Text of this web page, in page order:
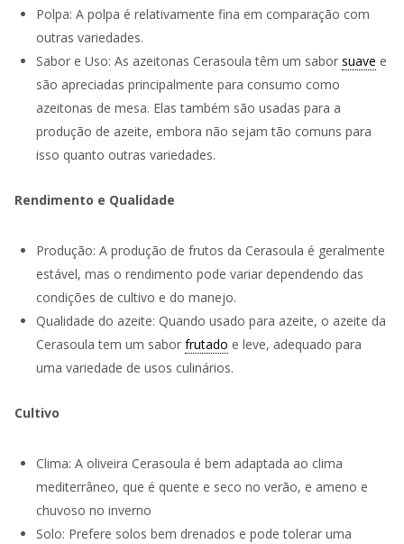
Polpa: A polpa é relativamente fina em comparação com
outras variedades.
Sabor e Uso: As azeitonas Cerasoula têm um sabor suave e
são apreciadas principalmente para consumo como
azeitonas de mesa. Elas também são usadas para a
produção de azeite, embora não sejam tão comuns para
isso quanto outras variedades.
Rendimento e Qualidade
Produção: A produção de frutos da Cerasoula é geralmente
estável, mas o rendimento pode variar dependendo das
condições de cultivo e do manejo.
Qualidade do azeite: Quando usado para azeite, o azeite da
Cerasoula tem um sabor frutado e leve, adequado para
uma variedade de usos culinários.
Cultivo
Clima: A oliveira Cerasoula é bem adaptada ao clima
mediterrâneo, que é quente e seco no verão, e ameno e
chuvoso no inverno
Solo: Prefere solos bem drenados e pode tolerar uma